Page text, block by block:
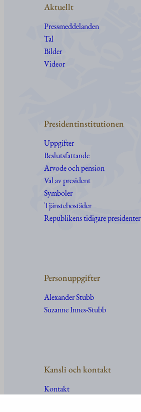
Aktuellt
Pressmeddelanden
Tal
Bilder
Videor
Presidentinstitutionen
Uppgifter
Beslutsfattande
Arvode och pension
Val av president
Symboler
Tjänstebostäder
Republikens tidigare presidenter
Personuppgifter
Alexander Stubb
Suzanne Innes-Stubb
Kansli och kontakt
Kontakt